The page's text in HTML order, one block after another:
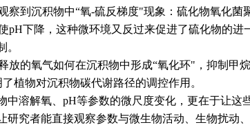
察到沉积物中“氧-硫反梯度"现象：硫化物氧化菌
pH下降，这种微环境又反过来促进了硫化物的进
。
放的氧气如何在沉积物中形成“氧化环"，抑制甲
植物对沉积物碳代谢路径的调控作用。
中溶解氧、pH等参数的微尺度变化，更在于让这
究者能直接观察参数与微生物活动、生物扰动